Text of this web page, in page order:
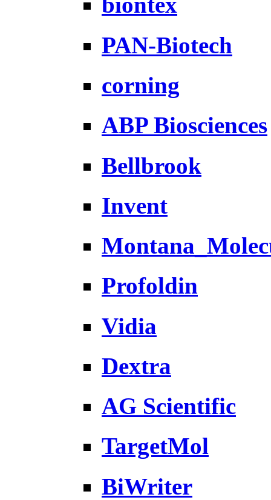
PAN-Biotech
corning
ABP Biosciences
Bellbrook
Invent
Profoldin
Vidia
Dextra
AG Scientific
TargetMol
BiWriter